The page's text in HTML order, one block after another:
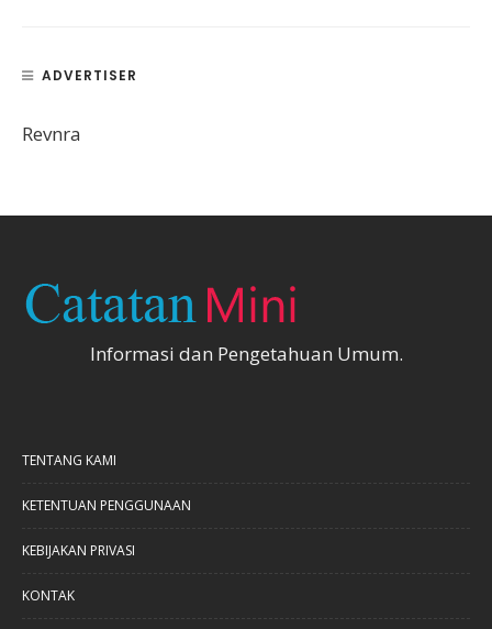
ADVERTISER
Revnra
Informasi dan Pengetahuan Umum.
TENTANG KAMI
KETENTUAN PENGGUNAAN
KEBIJAKAN PRIVASI
KONTAK